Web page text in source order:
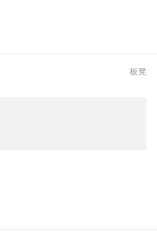
板凳